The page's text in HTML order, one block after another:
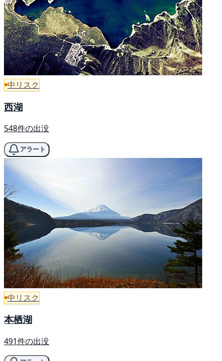
中リスク
西湖
548件の出没
アラート
中リスク
本栖湖
491件の出没